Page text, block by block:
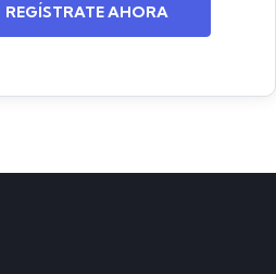
REGÍSTRATE AHORA